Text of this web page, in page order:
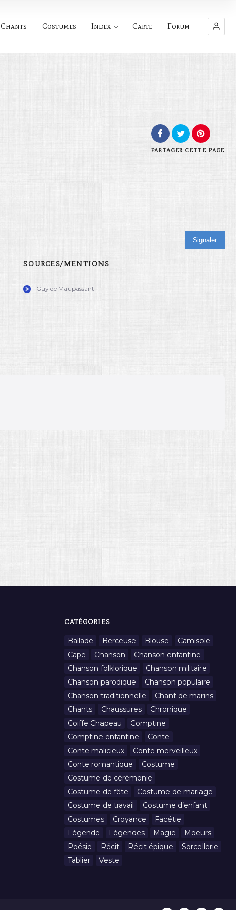
Chants Costumes Index Carte Forum
PARTAGER CETTE PAGE
Signaler
SOURCES/MENTIONS
Guy de Maupassant
CATÉGORIES
Ballade Berceuse Blouse
Camisole
Cape
Chanson
Chanson enfantine
Chanson folklorique
Chanson militaire
Chanson parodique
Chanson populaire
Chanson traditionnelle
Chant de marins
Chants
Chaussures
Chronique
Coiffe Chapeau
Comptine
Comptine enfantine
Conte
Conte malicieux
Conte merveilleux
Conte romantique
Costume
Costume de cérémonie
Costume de fête
Costume de mariage
Costume de travail
Costume d’enfant
Costumes
Croyance
Facétie
Légende
Légendes Magie
Moeurs
Poésie
Récit Récit épique
Sorcellerie
Tablier
Veste